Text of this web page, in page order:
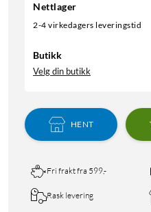
Nettlager
2-4 virkedagers leveringstid
Butikk
Velg din butikk
HENT
Fri frakt fra 599,-
Rask levering